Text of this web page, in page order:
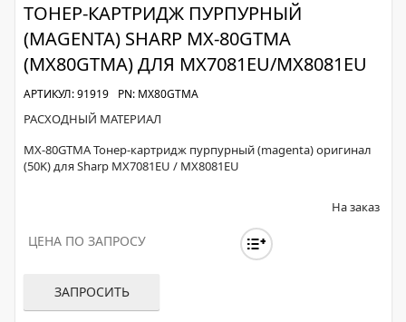
ТОНЕР-КАРТРИДЖ ПУРПУРНЫЙ
(MAGENTA) SHARP MX-80GTMA
(MX80GTMA) ДЛЯ MX7081EU/MX8081EU
АРТИКУЛ: 91919 PN: MX80GTMA
РАСХОДНЫЙ МАТЕРИАЛ
MX-80GTMA Тонер-картридж пурпурный (magenta) оригинал
(50K) для Sharp MX7081EU / MX8081EU
На заказ
ЦЕНА ПО ЗАПРОСУ
ЗАПРОСИТЬ